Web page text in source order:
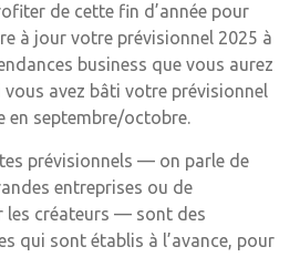
de cette fin d’année pour
à jour votre prévisionnel 2025 à
business que vous aurez
avez bâti votre prévisionnel
en septembre/octobre.
prévisionnels — on parle de
entreprises ou de
les créateurs — sont des
qui sont établis à l’avance, pour